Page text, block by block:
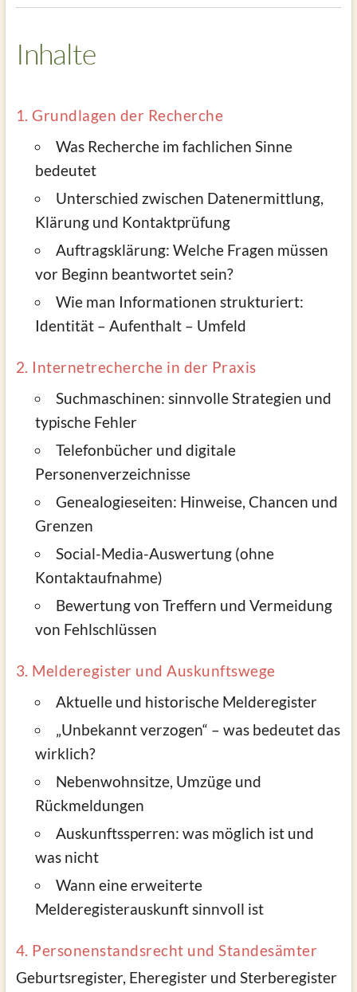
Inhalte
1. Grundlagen der Recherche
Was Recherche im fachlichen Sinne
bedeutet
Unterschied zwischen Datenermittlung,
Klärung und Kontaktprüfung
Auftragsklärung: Welche Fragen müssen
vor Beginn beantwortet sein?
Wie man Informationen strukturiert:
Identität – Aufenthalt – Umfeld
2. Internetrecherche in der Praxis
Suchmaschinen: sinnvolle Strategien und
typische Fehler
Telefonbücher und digitale
Personenverzeichnisse
Genealogieseiten: Hinweise, Chancen und
Grenzen
Social-Media-Auswertung (ohne
Kontaktaufnahme)
Bewertung von Treffern und Vermeidung
von Fehlschlüssen
3. Melderegister und Auskunftswege
Aktuelle und historische Melderegister
„Unbekannt verzogen“ – was bedeutet das
wirklich?
Nebenwohnsitze, Umzüge und
Rückmeldungen
Auskunftssperren: was möglich ist und
was nicht
Wann eine erweiterte
Melderegisterauskunft sinnvoll ist
4. Personenstandsrecht und Standesämter
Geburtsregister, Eheregister und Sterberegister